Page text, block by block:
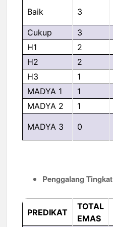
Baik 3
Cukup 3
H1
2
H2
2
H3
1
MADYA 1
1
MADYA 2
1
MADYA 3 0
Penggalang
PREDIKAT
TOTAL
EMAS